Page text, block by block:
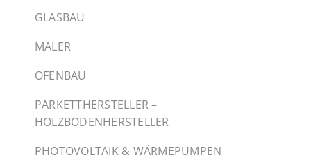
GLASBAU
MALER
OFENBAU
PARKETTHERSTELLER –
HOLZBODENHERSTELLER
PHOTOVOLTAIK & WÄRMEPUMPEN